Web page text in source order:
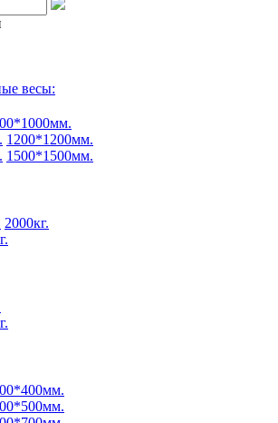
весы:
1200*1200мм.
1500*1500мм.
2000кг.